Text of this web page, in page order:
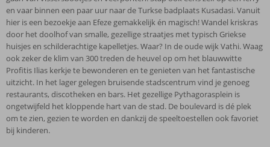
en vaar binnen een paar uur naar de Turkse badplaats Kusadasi. Vanuit
hier is een bezoekje aan Efeze gemakkelijk én magisch! Wandel kriskras
door het doolhof van smalle, gezellige straatjes met typisch Griekse
huisjes en schilderachtige kapelletjes. Waar? In de oude wijk Vathi. Waag
ook zeker de klim van 300 treden de heuvel op om het blauwwitte
Profitis Ilias kerkje te bewonderen en te genieten van het fantastische
uitzicht. In het lager gelegen bruisende stadscentrum vind je genoeg
restaurants, discotheken en bars. Het gezellige Pythagorasplein is
ongetwijfeld het kloppende hart van de stad. De boulevard is dé plek
om te zien, gezien te worden en dankzij de speeltoestellen ook favoriet
bij kinderen.